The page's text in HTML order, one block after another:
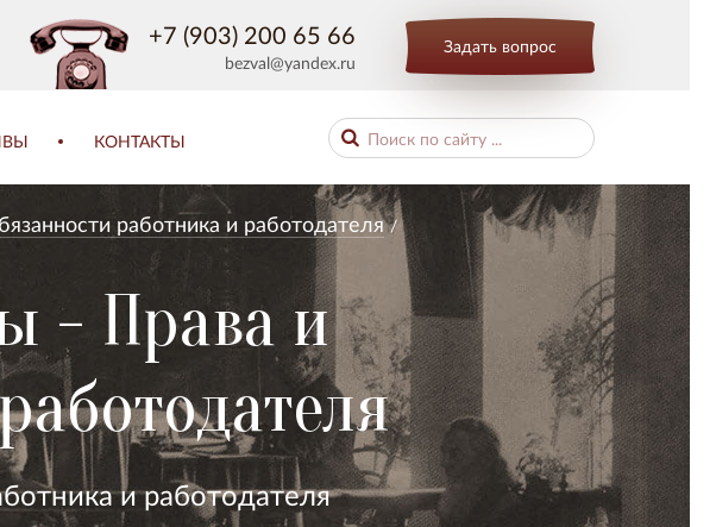
+7 (903) 200 65 66
bezval@yandex.ru
Задать вопрос
КОНТАКТЫ
работника и работодателя
- Права и
и работодателя